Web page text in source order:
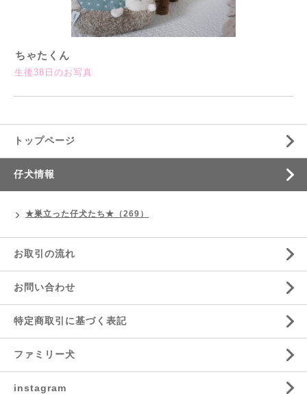
ちゃたくん
生後38日のお写真
トップページ
仔犬情報
★巣立った仔犬たち★（269）
お取引の流れ
お問い合わせ
特定商取引に基づく表記
ファミリー犬
instagram